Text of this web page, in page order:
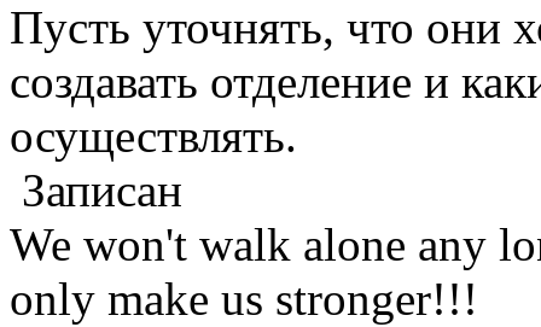
Пусть уточнять, что они
создавать отделение и
осуществлять.
Записан
We won't walk alone any
only make us stronger!!!